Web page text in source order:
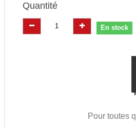
Quantité
En stock
Pour toutes